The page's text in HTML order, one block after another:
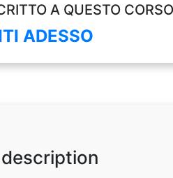
A QUESTO CORSO
ADESSO